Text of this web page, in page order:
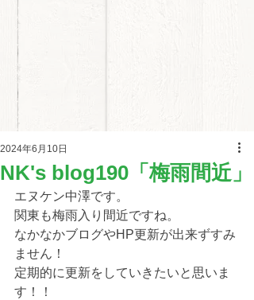
NK's blog190「梅雨間近」
2024年6月10日
エヌケン中澤です。
関東も梅雨入り間近ですね。
なかなかブログやHP更新が出来ずすみ
ません！
定期的に更新をしていきたいと思いま
す！！